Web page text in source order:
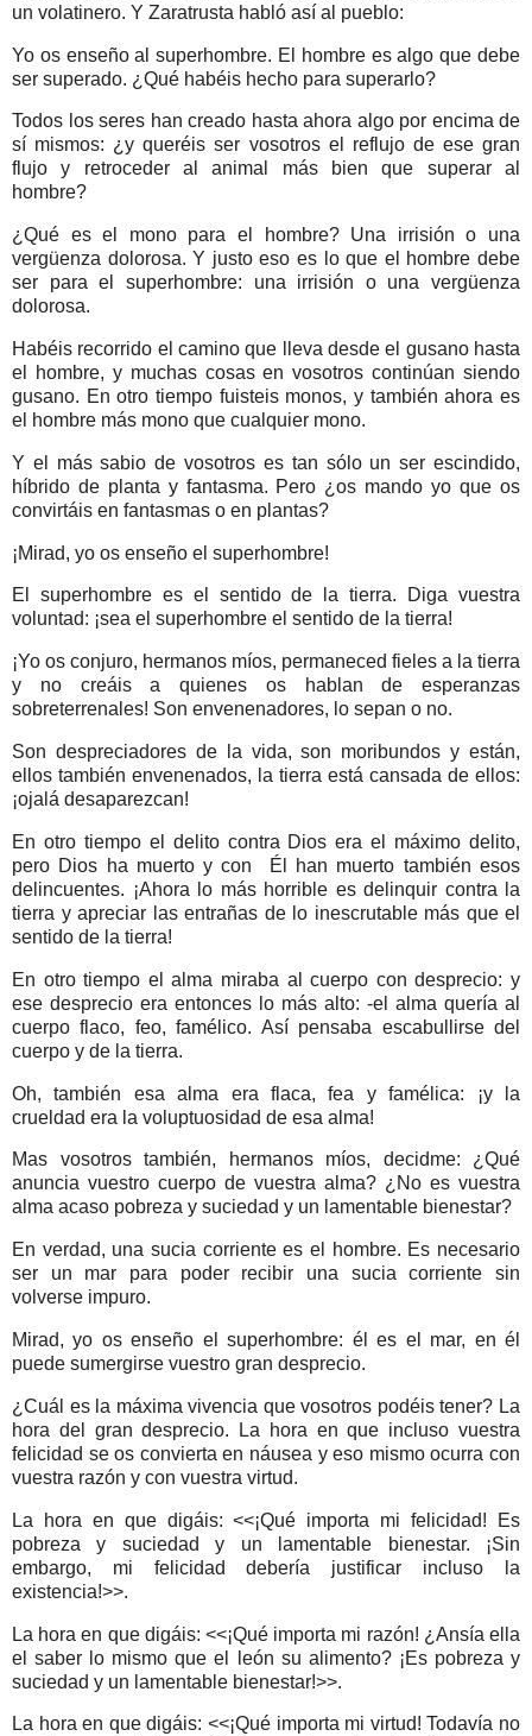
un volatinero. Y Zaratrusta habló así al pueblo:
Yo os enseño al superhombre. El hombre es algo que debe
ser superado. ¿Qué habéis hecho para superarlo?
Todos los seres han creado hasta ahora algo por encima de
sí mismos: ¿y queréis ser vosotros el reflujo de ese gran
flujo y retroceder al animal más bien que superar al
hombre?
¿Qué es el mono para el hombre? Una irrisión o una
vergüenza dolorosa. Y justo eso es lo que el hombre debe
ser para el superhombre: una irrisión o una vergüenza
dolorosa.
Habéis recorrido el camino que lleva desde el gusano hasta
el hombre, y muchas cosas en vosotros continúan siendo
gusano. En otro tiempo fuisteis monos, y también ahora es
el hombre más mono que cualquier mono.
Y el más sabio de vosotros es tan sólo un ser escindido,
híbrido de planta y fantasma. Pero ¿os mando yo que os
convirtáis en fantasmas o en plantas?
¡Mirad, yo os enseño el superhombre!
El superhombre es el sentido de la tierra. Diga vuestra
voluntad: ¡sea el superhombre el sentido de la tierra!
¡Yo os conjuro, hermanos míos, permaneced fieles a la tierra
y no creáis a quienes os hablan de esperanzas
sobreterrenales! Son envenenadores, lo sepan o no.
Son despreciadores de la vida, son moribundos y están,
ellos también envenenados, la tierra está cansada de ellos:
¡ojalá desaparezcan!
En otro tiempo el delito contra Dios era el máximo delito,
pero Dios ha muerto y con
Él han muerto también esos
delincuentes. ¡Ahora lo más horrible es delinquir contra la
tierra y apreciar las entrañas de lo inescrutable más que el
sentido de la tierra!
En otro tiempo el alma miraba al cuerpo con desprecio: y
ese desprecio era entonces lo más alto: -el alma quería al
cuerpo flaco, feo, famélico. Así pensaba escabullirse del
cuerpo y de la tierra.
Oh, también esa alma era flaca, fea y famélica: ¡y la
crueldad era la voluptuosidad de esa alma!
Mas vosotros también, hermanos míos, decidme: ¿Qué
anuncia vuestro cuerpo de vuestra alma? ¿No es vuestra
alma acaso pobreza y suciedad y un lamentable bienestar?
En verdad, una sucia corriente es el hombre. Es necesario
ser un mar para poder recibir una sucia corriente sin
volverse impuro.
Mirad, yo os enseño el superhombre: él es el mar, en él
puede sumergirse vuestro gran desprecio.
¿Cuál es la máxima vivencia que vosotros podéis tener? La
hora del gran desprecio. La hora en que incluso vuestra
felicidad se os convierta en náusea y eso mismo ocurra con
vuestra razón y con vuestra virtud.
La hora en que digáis: <<¡Qué importa mi felicidad! Es
pobreza y suciedad y un lamentable bienestar. ¡Sin
embargo, mi felicidad debería justificar incluso la
existencia!>>.
La hora en que digáis: <<¡Qué importa mi razón! ¿Ansía ella
el saber lo mismo que el león su alimento? ¡Es pobreza y
suciedad y un lamentable bienestar!>>.
La hora en que digáis: <<¡Qué importa mi virtud! Todavía no